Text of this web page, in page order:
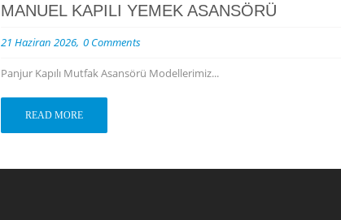
MANUEL KAPILI YEMEK ASANSÖRÜ
21 Haziran 2026 0 Comments
Panjur Kapılı Mutfak Asansörü Modellerimiz...
READ MORE